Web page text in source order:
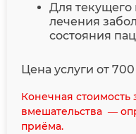
Для текущего
лечения
состояния
Цена услуги от 700
Конечная стоимость
вмешательства —
приёма.